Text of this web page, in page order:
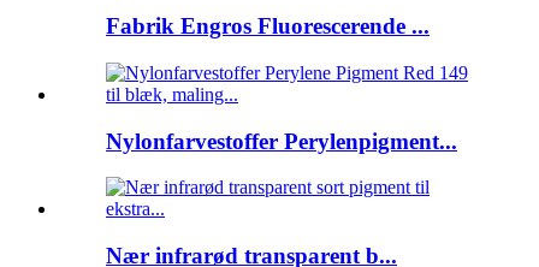
Fabrik Engros Fluorescerende ...
Nylonfarvestoffer Perylenpigment...
Nær infrarød transparent b...